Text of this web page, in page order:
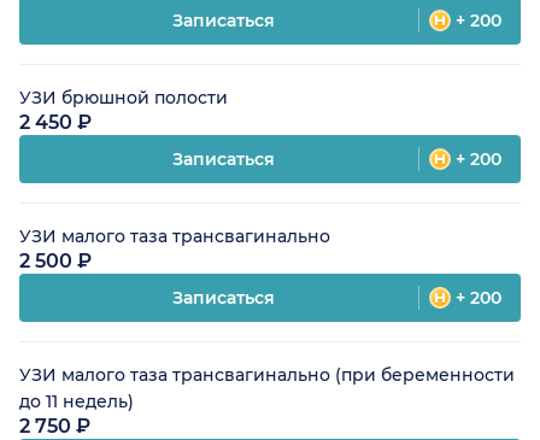
Записаться + 200
УЗИ брюшной полости
2 450 ₽
Записаться + 200
УЗИ малого таза трансвагинально
2 500 ₽
Записаться + 200
УЗИ малого таза трансвагинально (при беременности
до 11 недель)
2 750 ₽